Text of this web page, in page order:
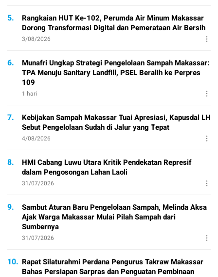
5.
Rangkaian HUT Ke-102, Perumda Air Minum Makassar
Dorong Transformasi Digital dan Pemerataan Air Bersih
3/08/2026
6.
Munafri Ungkap Strategi Pengelolaan Sampah Makassar:
TPA Menuju Sanitary Landfill, PSEL Beralih ke Perpres
109
1 hari
7.
Kebijakan Sampah Makassar Tuai Apresiasi, Kapusdal LH
Sebut Pengelolaan Sudah di Jalur yang Tepat
4/08/2026
8.
HMI Cabang Luwu Utara Kritik Pendekatan Represif
dalam Pengosongan Lahan Laoli
31/07/2026
9.
Sambut Aturan Baru Pengelolaan Sampah, Melinda Aksa
Ajak Warga Makassar Mulai Pilah Sampah dari
Sumbernya
31/07/2026
10. Rapat Silaturahmi Perdana Pengurus Takraw Makassar
Bahas Persiapan Sarpras dan Penguatan Pembinaan